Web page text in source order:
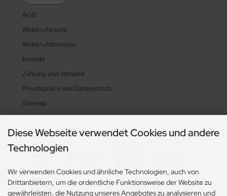
AGB
Widerrufsrecht
Widerrufsformular
Kontakt
Zahlung und Versand
Privatsphäre und Datenschutz
Sitemap
Zahlungsarten
Diese Webseite verwendet Cookies und andere
Technologien
Wir verwenden Cookies und ähnliche Technologien, auch von
Drittanbietern, um die ordentliche Funktionsweise der Website zu
gewährleisten, die Nutzung unseres Angebotes zu analysieren und